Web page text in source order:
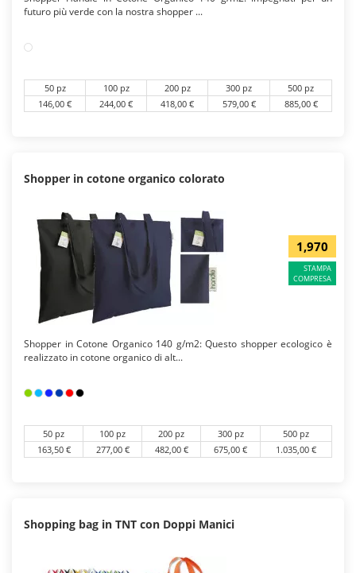
futuro più verde con la nostra shopper ...
50 pz 100 pz 200 pz 300 pz
500 pz
146,00 €
244,00 € 418,00 € 579,00 € 885,00 €
Shopper in cotone organico colorato
1,970
STAMPA
COMPRESA
Shopper in Cotone Organico 140 g/m2: Questo shopper ecologico è
realizzato in cotone organico di alt...
50 pz 100 pz 200 pz 300 pz
500 pz
163,50 €
277,00 € 482,00 € 675,00 € 1.035,00 €
Shopping bag in TNT con Doppi Manici